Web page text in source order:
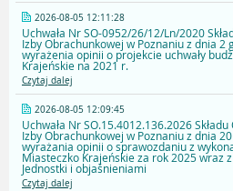
2026-08-05 12:11:28
Uchwała Nr SO-0952/26/12/Ln/2020
Izby Obrachunkowej w Poznaniu z dnia
wyrażenia opinii o projekcie uchwały
Krajeńskie na 2021 r.
Czytaj dalej
2026-08-05 12:09:45
Uchwała Nr SO.15.4012.136.2026
Izby Obrachunkowej w Poznaniu z dnia
wyrażania opinii o sprawozdaniu z
Miasteczko Krajeńskie za rok 2025 wraz
Jednostki i objaśnieniami
Czytaj dalej